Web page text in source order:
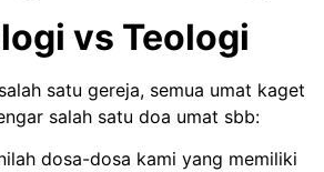
vs Teologi
satu gereja, semua umat kaget
salah satu doa umat sbb:
dosa-dosa kami yang memiliki